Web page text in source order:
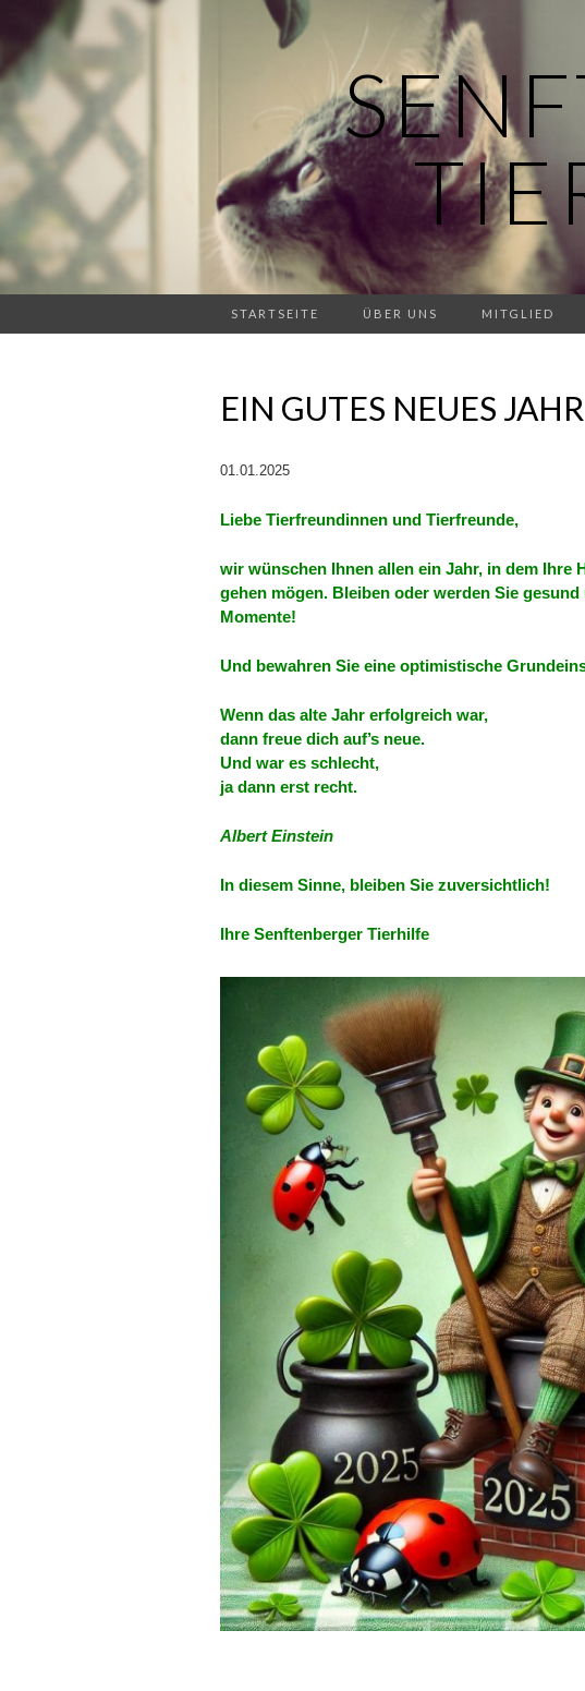
STARTSEITE ÜBER UNS MITGLIED
EIN GUTES NEUES
01.01.2025
Liebe Tierfreundinnen und Tierfreunde,
wir wünschen Ihnen allen ein Jahr, in dem Ihre
gehen mögen. Bleiben oder werden Sie
Momente!
Und bewahren Sie eine optimistische
Wenn das alte Jahr erfolgreich war,
dann freue dich auf’s neue.
Und war es schlecht,
ja dann erst recht.
Albert Einstein
In diesem Sinne, bleiben Sie zuversichtlich!
Ihre Senftenberger Tierhilfe